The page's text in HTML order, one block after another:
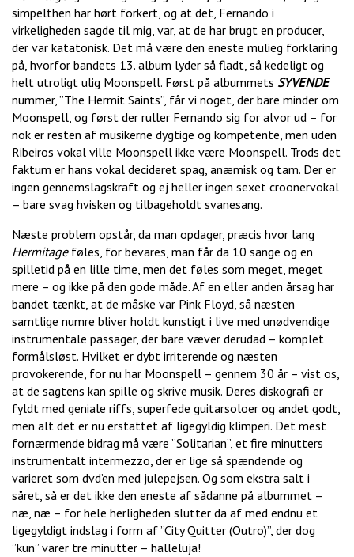
simpelthen har hørt forkert, og at det, Fernando i
virkeligheden sagde til mig, var, at de har brugt en producer,
der var katatonisk. Det må være den eneste mulieg forklaring
på, hvorfor bandets 13. album lyder så fladt, så kedeligt og
helt utroligt ulig Moonspell. Først på albummets SYVENDE
nummer, ”The Hermit Saints”, får vi noget, der bare minder om
Moonspell, og først der ruller Fernando sig for alvor ud – for
nok er resten af musikerne dygtige og kompetente, men uden
Ribeiros vokal ville Moonspell ikke være Moonspell. Trods det
faktum er hans vokal decideret spag, anæmisk og tam. Der er
ingen gennemslagskraft og ej heller ingen sexet croonervokal
– bare svag hvisken og tilbageholdt svanesang.
Næste problem opstår, da man opdager, præcis hvor lang
Hermitage føles, for bevares, man får da 10 sange og en
spilletid på en lille time, men det føles som meget, meget
mere – og ikke på den gode måde. Af en eller anden årsag har
bandet tænkt, at de måske var Pink Floyd, så næsten
samtlige numre bliver holdt kunstigt i live med unødvendige
instrumentale passager, der bare væver derudad – komplet
formålsløst. Hvilket er dybt irriterende og næsten
provokerende, for nu har Moonspell – gennem 30 år – vist os,
at de sagtens kan spille og skrive musik. Deres diskografi er
fyldt med geniale riffs, superfede guitarsoloer og andet godt,
men alt det er nu erstattet af ligegyldig klimperi. Det mest
fornærmende bidrag må være ”Solitarian”, et fire minutters
instrumentalt intermezzo, der er lige så spændende og
varieret som dvd’en med julepejsen. Og som ekstra salt i
såret, så er det ikke den eneste af sådanne på albummet –
næ, næ – for hele herligheden slutter da af med endnu et
ligegyldigt indslag i form af ”City Quitter (Outro)”, der dog
”kun” varer tre minutter – halleluja!